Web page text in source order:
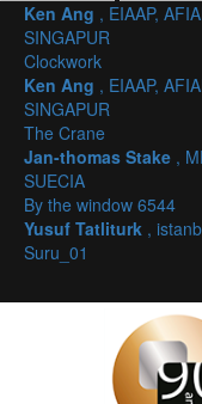
Ken Ang , EIAAP,
SINGAPUR
Clockwork
Ken Ang , EIAAP,
SINGAPUR
The Crane
Jan-thomas Stake ,
SUECIA
By the window 6544
Yusuf Tatliturk ,
Suru_01